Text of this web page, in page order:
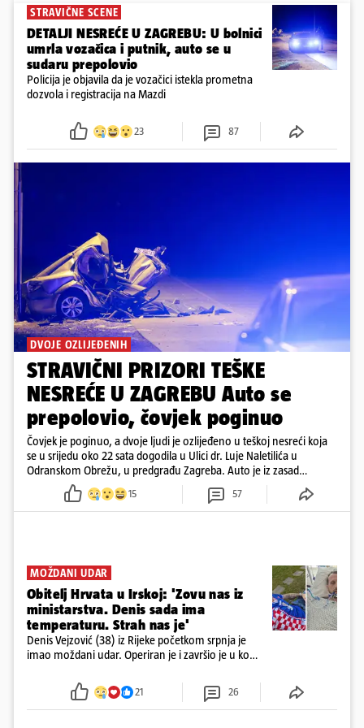
STRAVIČNE SCENE
DETALJI NESREĆE U ZAGREBU: U bolnici
umrla vozačica i putnik, auto se u
sudaru prepolovio
Policija je objavila da je vozačici istekla prometna
dozvola i registracija na Mazdi
23 87
DVOJE OZLIJEĐENIH
STRAVIČNI PRIZORI TEŠKE
NESREĆE U ZAGREBU Auto se
prepolovio, čovjek poginuo
Čovjek je poginuo, a dvoje ljudi je ozlijeđeno u teškoj nesreći koja
se u srijedu oko 22 sata dogodila u Ulici dr. Luje Naletilića u
Odranskom Obrežu, u predgrađu Zagreba. Auto je iz zasad
neutvrđenih razloga sletio s kolnika, a od siline udara vozilo se
prepolovilo.
15 57
MOŽDANI UDAR
Obitelj Hrvata u Irskoj: 'Zovu nas iz
ministarstva. Denis sada ima
temperaturu. Strah nas je'
Denis Vejzović (38) iz Rijeke početkom srpnja je
imao moždani udar. Operiran je i završio je u komi.
tamošnji liječnici ne vjeruju u oporavak: 'Imamo
21 26